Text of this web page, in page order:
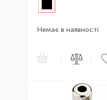
Немає в наявності